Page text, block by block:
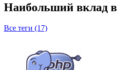
Наибольший вклад в
Все теги (17)